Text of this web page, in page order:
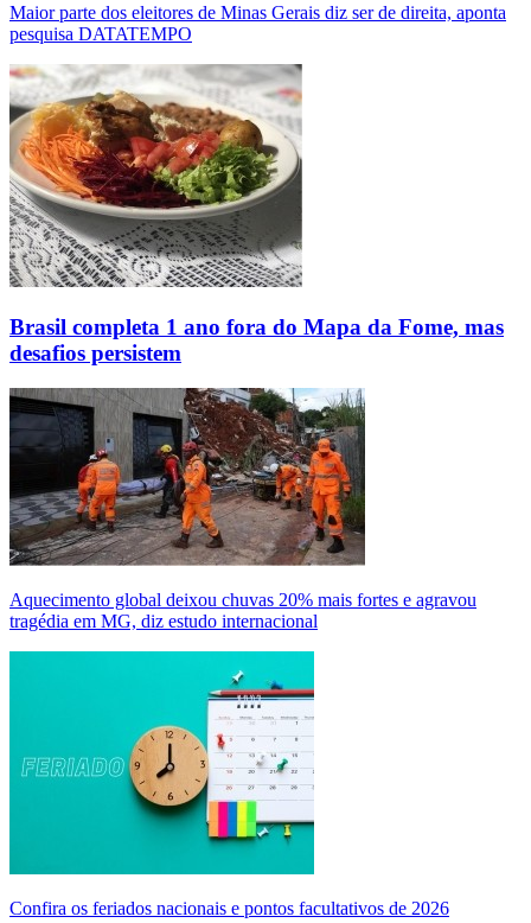
Maior parte dos eleitores de Minas Gerais diz ser de direita, aponta
pesquisa DATATEMPO
Brasil completa 1 ano fora do Mapa da Fome, mas
desafios persistem
Aquecimento global deixou chuvas 20% mais fortes e agravou
tragédia em MG, diz estudo internacional
Confira os feriados nacionais e pontos facultativos de 2026